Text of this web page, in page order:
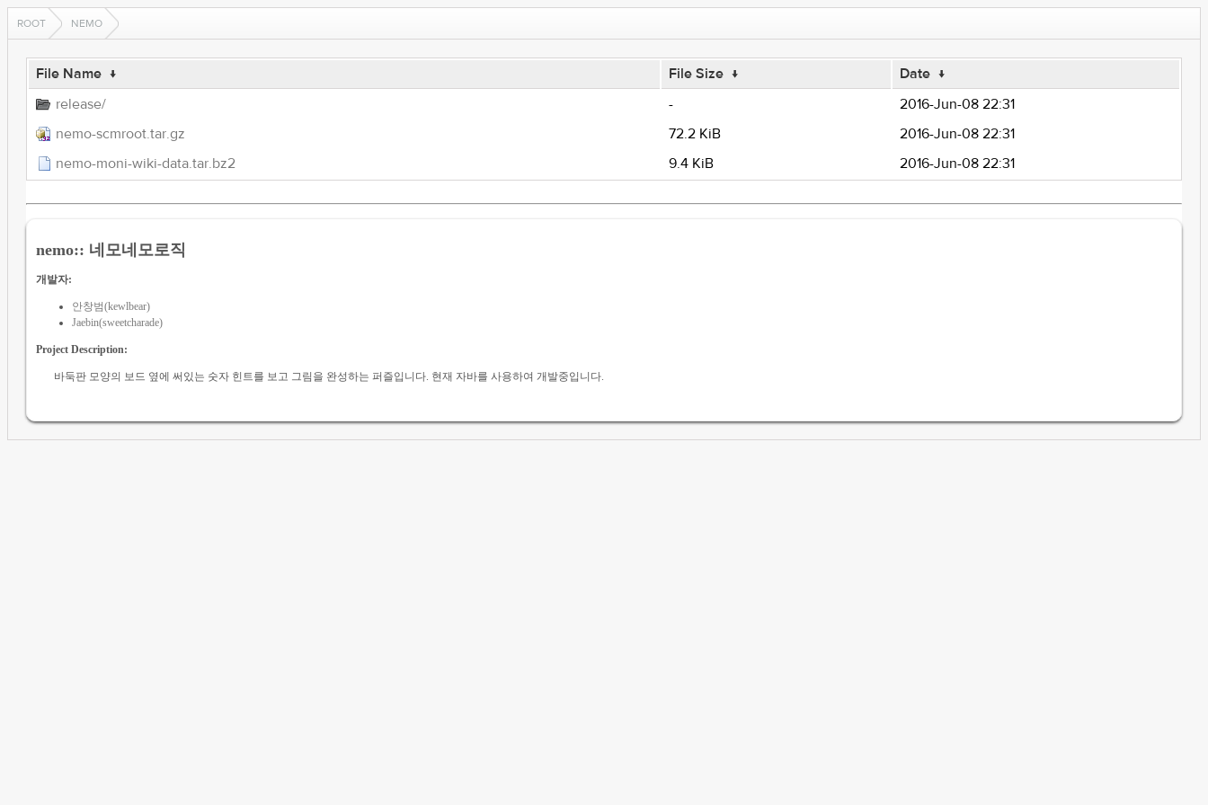
ROOT NEMO
File Name ↓ File Size ↓ Date ↓
release/
-
2016-Jun-08 22:31
nemo-scmroot.tar.gz
72.2 KiB
2016-Jun-08 22:31
nemo-moni-wiki-data.tar.bz2
9.4 KiB 2016-Jun-08 22:31
nemo:: 네모네모로직
개발자:
안창범(kewlbear)
Jaebin(sweetcharade)
Project Description:
바둑판 모양의 보드 옆에 써있는 숫자 힌트를 보고 그림을 완성하는 퍼즐입니다. 현재 자바를 사용하여 개발중입니다.